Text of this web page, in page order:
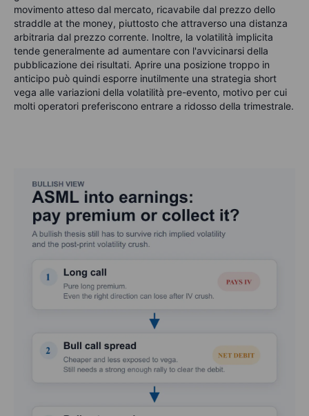
movimento atteso dal mercato, ricavabile dal prezzo dello
straddle at the money, piuttosto che attraverso una distanza
arbitraria dal prezzo corrente. Inoltre, la volatilità implicita
tende generalmente ad aumentare con l'avvicinarsi della
pubblicazione dei risultati. Aprire una posizione troppo in
anticipo può quindi esporre inutilmente una strategia short
vega alle variazioni della volatilità pre-evento, motivo per cui
molti operatori preferiscono entrare a ridosso della trimestrale.